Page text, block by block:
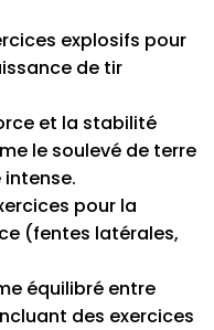
explosifs pour
de tir
et la stabilité
le soulevé de terre
pour la
(fentes latérales,
équilibré entre
des exercices